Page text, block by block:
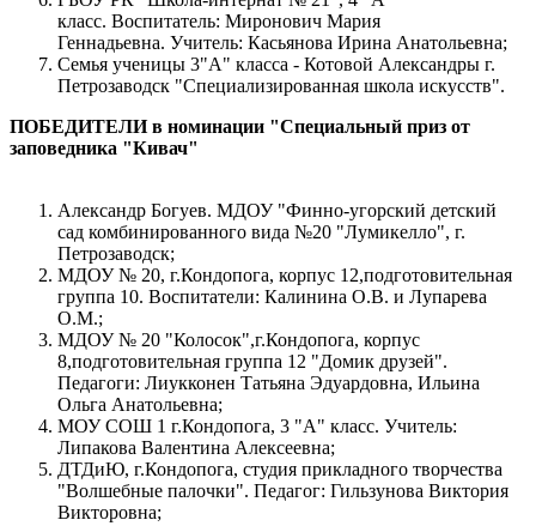
класс. Воспитатель: Миронович Мария
Геннадьевна. Учитель: Касьянова Ирина Анатольевна;
Семья ученицы 3"А" класса - Котовой Александры г.
Петрозаводск "Специализированная школа искусств".
ПОБЕДИТЕЛИ в номинации "Специальный приз от
заповедника "Кивач"
Александр Богуев. МДОУ "Финно-угорский детский
сад комбинированного вида №20 "Лумикелло", г.
Петрозаводск;
МДОУ № 20, г.Кондопога, корпус 12,подготовительная
группа 10. Воспитатели: Калинина О.В. и Лупарева
О.М.;
МДОУ № 20 "Колосок",г.Кондопога, корпус
8,подготовительная группа 12 "Домик друзей".
Педагоги: Лиукконен Татьяна Эдуардовна, Ильина
Ольга Анатольевна;
МОУ СОШ 1 г.Кондопога, 3 "А" класс. Учитель:
Липакова Валентина Алексеевна;
ДТДиЮ, г.Кондопога, студия прикладного творчества
"Волшебные палочки". Педагог: Гильзунова Виктория
Викторовна;